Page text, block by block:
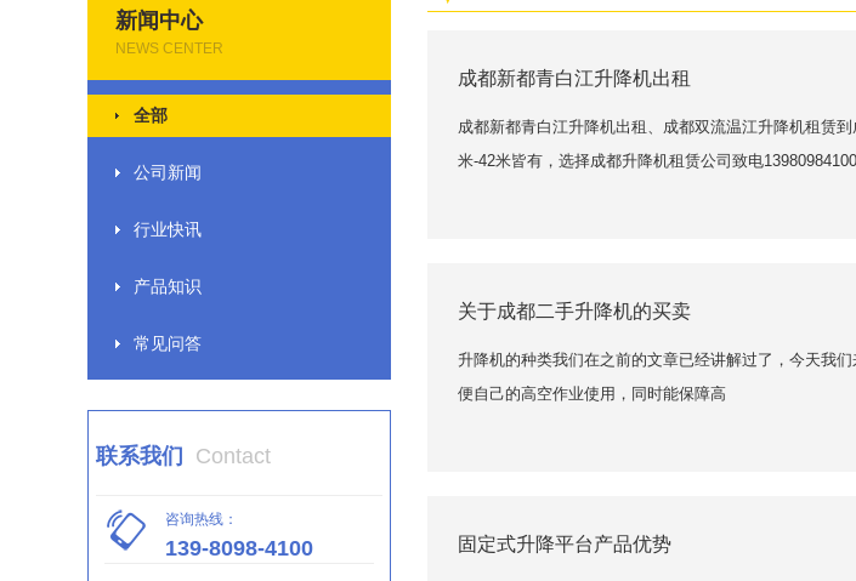
新闻中心
NEWS CENTER
全部
公司新闻
行业快讯
产品知识
常见问答
联系我们 Contact
咨询热线：
139-8098-4100
成都新都青白江升降机出租
成都新都青白江升降机出租、成都双流温江升降机租赁
米-42米皆有，选择成都升降机租赁公司致电
关于成都二手升降机的买卖
升降机的种类我们在之前的文章已经讲解过了，今天我
便自己的高空作业使用，同时能保障高
固定式升降平台产品优势